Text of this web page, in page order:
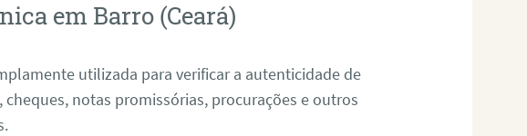
em Barro (Ceará)
utilizada para verificar a autenticidade de
notas promissórias, procurações e outros